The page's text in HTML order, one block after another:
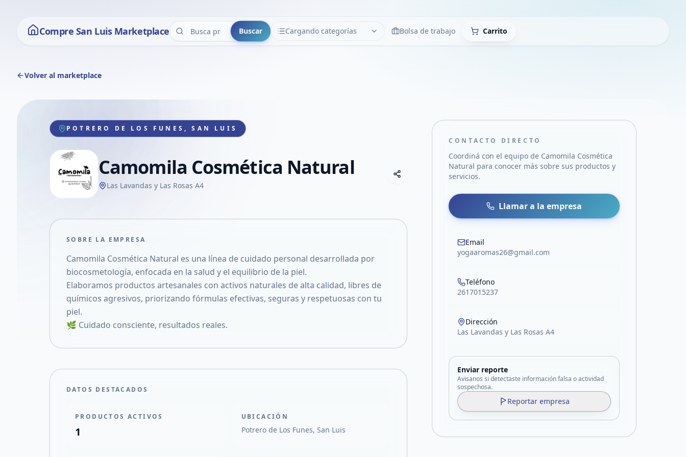
Compre San Luis Marketplace Buscar Cargando categorías
CATEGORÍAS LimpiarBolsa de trabajo Carrito
Volver al marketplace
POTRERO DE LOS FUNES, SAN LUIS
Camomila Cosmética Natural
Las Lavandas y Las Rosas A4
Compartir empresa
Compartir por WhatsApp
Compartir por mail
Compartir en Facebook
SOBRE LA EMPRESA
Camomila Cosmética Natural es una línea de cuidado personal desarrollada por
biocosmetología, enfocada en la salud y el equilibrio de la piel.
Elaboramos productos artesanales con activos naturales de alta calidad, libres de
químicos agresivos, priorizando fórmulas efectivas, seguras y respetuosas con tu
piel.
🌿 Cuidado consciente, resultados reales.
DATOS DESTACADOS
PRODUCTOS ACTIVOS
1
UBICACIÓN
Potrero de Los Funes, San Luis
CONTACTO DIRECTO
Coordiná con el equipo de Camomila Cosmética
Natural para conocer más sobre sus productos y
servicios.
Llamar a la empresa
Email
yogaaromas26@gmail.com
Teléfono
2617015237
Dirección
Las Lavandas y Las Rosas A4
Enviar reporte
Avisanos si detectaste información falsa o actividad
sospechosa.
Reportar empresa